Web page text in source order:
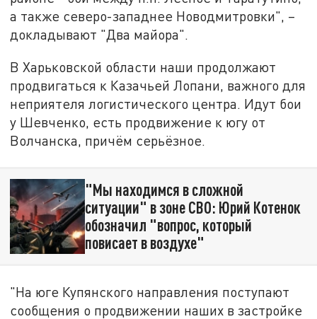
а также северо-западнее Новодмитровки", –
докладывают "Два майора".
В Харьковской области наши продолжают
продвигаться к Казачьей Лопани, важного для
неприятеля логистического центра. Идут бои
у Шевченко, есть продвижение к югу от
Волчанска, причём серьёзное.
"Мы находимся в сложной
ситуации" в зоне СВО: Юрий Котенок
обозначил "вопрос, который
повисает в воздухе"
"На юге Купянского направления поступают
сообщения о продвижении наших в застройке